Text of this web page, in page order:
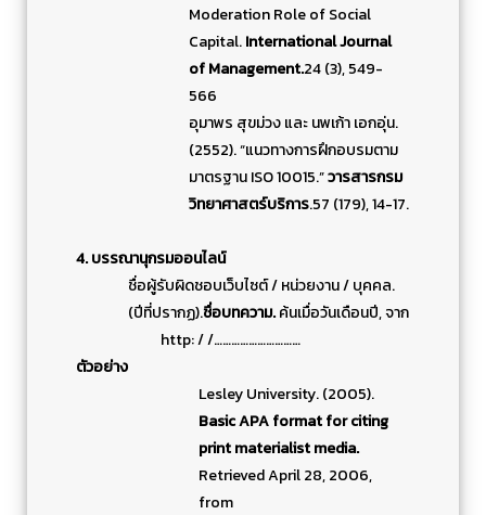
Moderation Role of Social
Capital.International Journal
of Management.24 (3), 549-
566
อุมาพร สุขม่วง และ นพเก้า เอกอุ่น.
(2552). “แนวทางการฝึกอบรมตาม
มาตรฐาน ISO 10015.”วารสารกรม
วิทยาศาสตร์บริการ.57 (179), 14-17.
4. บรรณานุกรมออนไลน์
ชื่อผู้รับผิดชอบเว็บไซต์ / หน่วยงาน / บุคคล.
(ปีที่ปรากฏ).ชื่อบทความ.ค้นเมื่อวันเดือนปี, จาก
http: / /…………………………
ตัวอย่าง
Lesley University. (2005).
Basic APA format for citing
print materialist media.
Retrieved April 28, 2006,
from